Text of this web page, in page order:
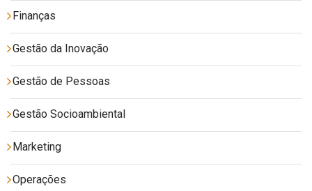
Finanças
Gestão da Inovação
Gestão de Pessoas
Gestão Socioambiental
Marketing
Operações